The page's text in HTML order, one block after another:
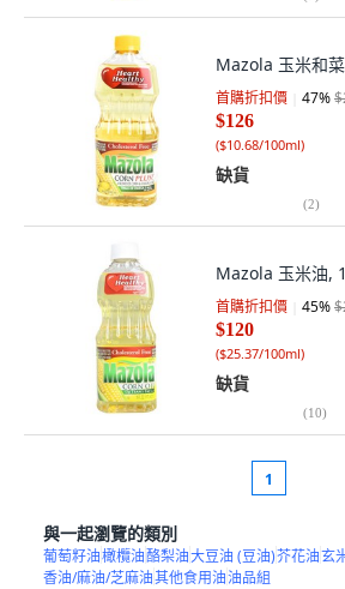
Mazola 玉米和
首購折扣價 47%
$126
($10.68/100ml)
缺貨
(2)
Mazola 玉米油,
首購折扣價 45%
$120
($25.37/100ml)
缺貨
(10)
1
與一起瀏覽的類別
葡萄籽油橄欖油酪梨油大豆油 (豆油)芥花油玄
香油/麻油/芝麻油其他食用油油品組